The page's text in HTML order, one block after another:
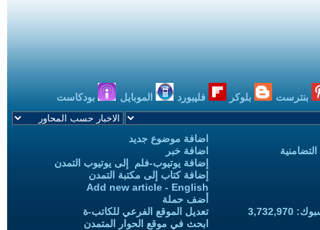
بنترست بلوكر فليبورد الموبايل بودكاست
اضافة موضوع جديد
اضافة خبر
إضافة يوتيوب-فلم إلى يوتيوب التمدن
إضافة كتاب إلى مكتبة التمدن
Add new article - English
أضف حملة
تعديل الموقع الفرعي للكاتب-ة
ابحث في موقع الحوار المتمدن